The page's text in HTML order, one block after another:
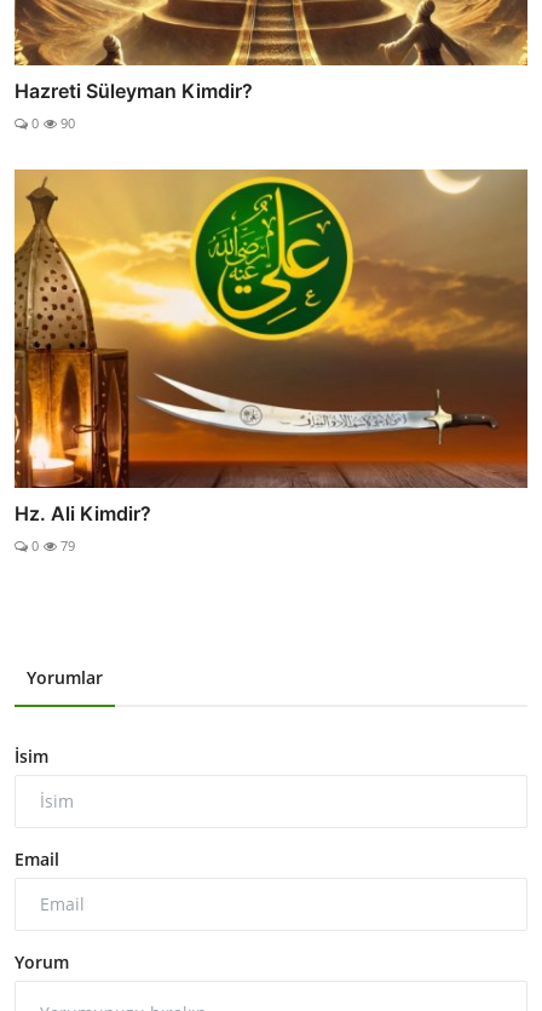
Hazreti Süleyman Kimdir?
0 90
Hz. Ali Kimdir?
0 79
Yorumlar
İsim
Email
Yorum